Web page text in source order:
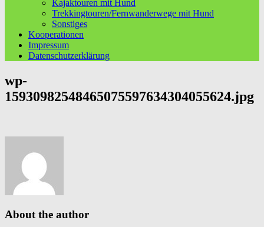
Kajaktouren mit Hund
Trekkingtouren/Fernwanderwege mit Hund
Sonstiges
Kooperationen
Impressum
Datenschutzerklärung
wp-
15930982548465075597634304055624.jpg
About the author